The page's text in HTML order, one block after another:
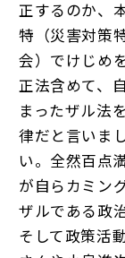
正するのか、
特（災害対策
会）でけじめ
正法含めて、
まったザル法
律だと言いま
い。全然百点
が自らカミン
ザルである政
そして政策活